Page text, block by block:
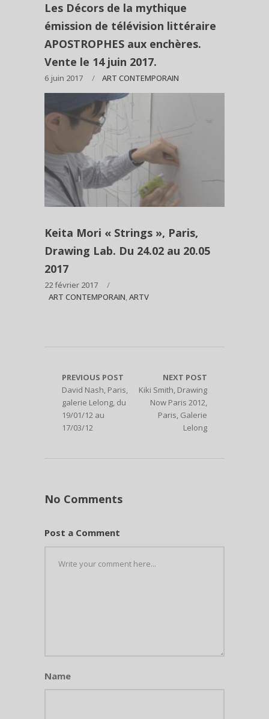
Les Décors de la mythique
émission de télévision littéraire
APOSTROPHES aux enchères.
Vente le 14 juin 2017.
6 juin 2017 ART CONTEMPORAIN
Keita Mori « Strings », Paris,
Drawing Lab. Du 24.02 au 20.05
2017
22 février 2017
ART CONTEMPORAIN,ARTV
PREVIOUS POST
David Nash, Paris,
galerie Lelong, du
19/01/12 au
17/03/12
NEXT POST
Kiki Smith, Drawing
Now Paris 2012,
Paris, Galerie
Lelong
No Comments
Post a Comment
Name